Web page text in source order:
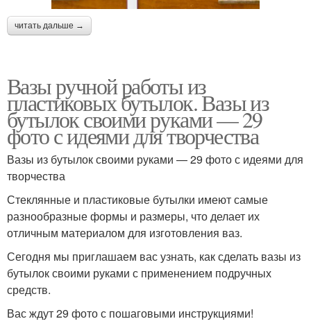
читать дальше →
Вазы ручной работы из
пластиковых бутылок. Вазы из
бутылок своими руками — 29
фото с идеями для творчества
Вазы из бутылок своими руками — 29 фото с идеями для
творчества
Стеклянные и пластиковые бутылки имеют самые
разнообразные формы и размеры, что делает их
отличным материалом для изготовления ваз.
Сегодня мы приглашаем вас узнать, как сделать вазы из
бутылок своими руками с применением подручных
средств.
Вас ждут 29 фото с пошаговыми инструкциями!